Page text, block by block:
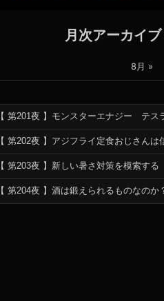
月次アーカイブ
8月 »
【 第201夜 】モンスターエナジー テス
【 第202夜 】アジフライ定食おじさんは
【 第203夜 】新しい暑さ対策を模索する
【 第204夜 】酒は鍛えられるものなのか